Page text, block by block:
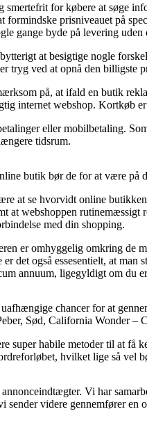
smertefrit for købere at søge
prisniveauet på
gange byde på levering uden
at besigtige nogle
tryg ved at opnå den billigste
på, at ifald en butik
internet webshop. Kortkøb
eller mobilbetaling.
tidsrum.
butik bør de for at være på
at se hvorvidt online
at webshoppen
med din shopping.
er omhyggelig omkring de
er det også essesentielt, at
annuum, ligegyldigt om du
chancer for at
Sød, California Wonder –
super habile metoder til at få
hvilket lige så vel
Vi har
sender videre gennemfører en